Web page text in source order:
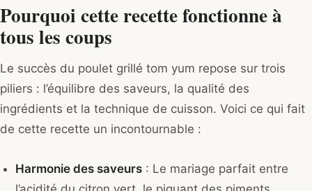
Pourquoi cette recette fonctionne à
tous les coups
Le succès du poulet grillé tom yum repose sur trois
piliers : l’équilibre des saveurs, la qualité des
ingrédients et la technique de cuisson. Voici ce qui fait
de cette recette un incontournable :
Harmonie des saveurs : Le mariage parfait entre